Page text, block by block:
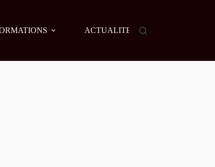
ACTUALITES